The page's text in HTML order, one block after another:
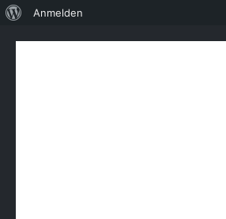
Über
Anmelden